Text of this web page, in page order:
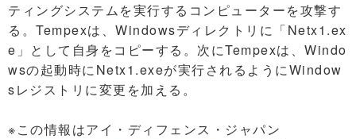
ティングシステムを実行するコンピューターを攻撃す
る。Tempexは、Windowsディレクトリに「Netx1.ex
e」として自身をコピーする。次にTempexは、Windo
wsの起動時にNetx1.exeが実行されるようにWindow
sレジストリに変更を加える。
※この情報はアイ・ディフェンス・ジャパン